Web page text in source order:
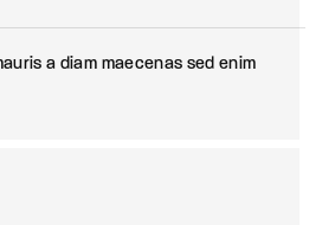
a diam maecenas sed enim